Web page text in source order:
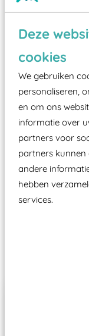
Deze
cookies
We gebruiken
personaliseren,
en om ons
informatie over
partners voor
partners kunnen
andere
hebben
services.
Wist je
Vanaf een
zoals
Elk
moet zijn
certificering,
aangewezen
Wij ook
ze toch